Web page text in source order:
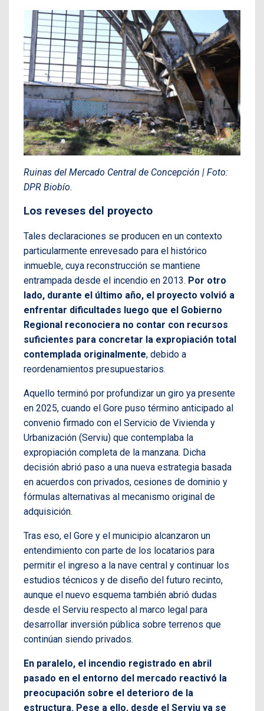
Ruinas del Mercado Central de Concepción | Foto:
DPR Biobío.
Los reveses del proyecto
Tales declaraciones se producen en un contexto
particularmente enrevesado para el histórico
inmueble, cuya reconstrucción se mantiene
entrampada desde el incendio en 2013. Por otro
lado, durante el último año, el proyecto volvió a
enfrentar dificultades luego que el Gobierno
Regional reconociera no contar con recursos
suficientes para concretar la expropiación total
contemplada originalmente, debido a
reordenamientos presupuestarios.
Aquello terminó por profundizar un giro ya presente
en 2025, cuando el Gore puso término anticipado al
convenio firmado con el Servicio de Vivienda y
Urbanización (Serviu) que contemplaba la
expropiación completa de la manzana. Dicha
decisión abrió paso a una nueva estrategia basada
en acuerdos con privados, cesiones de dominio y
fórmulas alternativas al mecanismo original de
adquisición.
Tras eso, el Gore y el municipio alcanzaron un
entendimiento con parte de los locatarios para
permitir el ingreso a la nave central y continuar los
estudios técnicos y de diseño del futuro recinto,
aunque el nuevo esquema también abrió dudas
desde el Serviu respecto al marco legal para
desarrollar inversión pública sobre terrenos que
continúan siendo privados.
En paralelo, el incendio registrado en abril
pasado en el entorno del mercado reactivó la
preocupación sobre el deterioro de la
estructura. Pese a ello, desde el Serviu ya se